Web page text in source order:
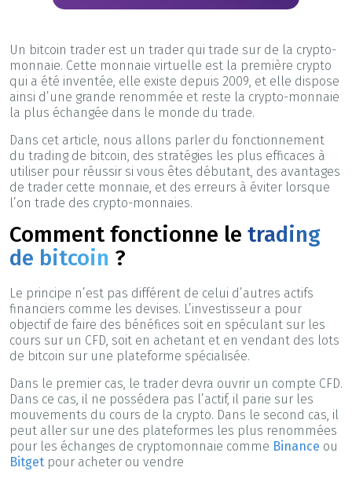
Un bitcoin trader est un trader qui trade sur de la crypto-
monnaie. Cette monnaie virtuelle est la première crypto
qui a été inventée, elle existe depuis 2009, et elle dispose
ainsi d’une grande renommée et reste la crypto-monnaie
la plus échangée dans le monde du trade.
Dans cet article, nous allons parler du fonctionnement
du trading de bitcoin, des stratégies les plus efficaces à
utiliser pour réussir si vous êtes débutant, des avantages
de trader cette monnaie, et des erreurs à éviter lorsque
l’on trade des crypto-monnaies.
Comment fonctionne le trading
de bitcoin ?
Le principe n’est pas différent de celui d’autres actifs
financiers comme les devises. L’investisseur a pour
objectif de faire des bénéfices soit en spéculant sur les
cours sur un CFD, soit en achetant et en vendant des lots
de bitcoin sur une plateforme spécialisée.
Dans le premier cas, le trader devra ouvrir un compte CFD.
Dans ce cas, il ne possédera pas l’actif, il parie sur les
mouvements du cours de la crypto. Dans le second cas, il
peut aller sur une des plateformes les plus renommées
pour les échanges de cryptomonnaie comme Binance ou
Bitget pour acheter ou vendre